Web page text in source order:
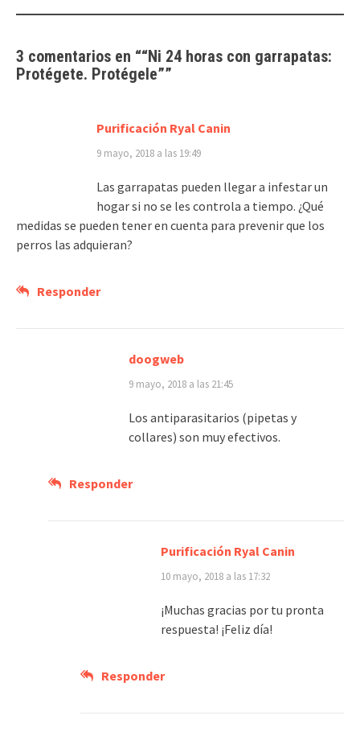
3 comentarios en ““Ni 24 horas con garrapatas:
Protégete. Protégele””
Purificación Ryal Canin
9 mayo, 2018 a las 19:49
Las garrapatas pueden llegar a infestar un
hogar si no se les controla a tiempo. ¿Qué
medidas se pueden tener en cuenta para prevenir que los
perros las adquieran?
Responder
doogweb
9 mayo, 2018 a las 21:45
Los antiparasitarios (pipetas y
collares) son muy efectivos.
Responder
Purificación Ryal Canin
10 mayo, 2018 a las 17:32
¡Muchas gracias por tu pronta
respuesta! ¡Feliz día!
Responder